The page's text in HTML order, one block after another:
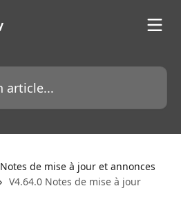
Notes de mise à jour et annonces
V4.64.0 Notes de mise à jour